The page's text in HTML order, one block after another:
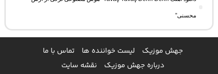
محسنی”
جهش موزیک لیست خواننده ها
تماس با ما
درباره جهش موزیک
نقشه سایت